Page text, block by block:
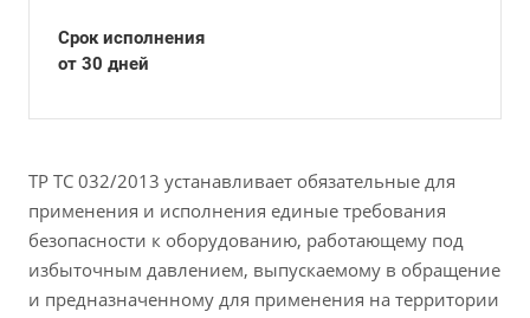
Срок исполнения
от 30 дней
ТР ТС 032/2013 устанавливает обязательные для
применения и исполнения единые требования
безопасности к оборудованию, работающему под
избыточным давлением, выпускаемому в обращение
и предназначенному для применения на территории